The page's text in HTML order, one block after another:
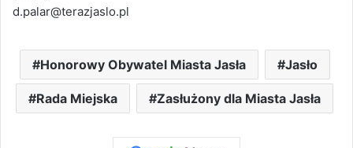
d.palar@terazjaslo.pl
Honorowy Obywatel Miasta Jasła Jasło
Rada Miejska Zasłużony dla Miasta Jasła